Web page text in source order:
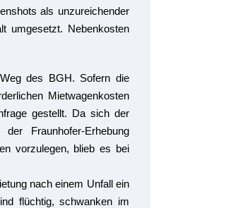
als unzureichender
umgesetzt. Nebenkosten
des BGH. Sofern die
Mietwagenkosten
gestellt. Da sich der
Fraunhofer-Erhebung
vorzulegen, blieb es bei
nach einem Unfall ein
flüchtig, schwanken im